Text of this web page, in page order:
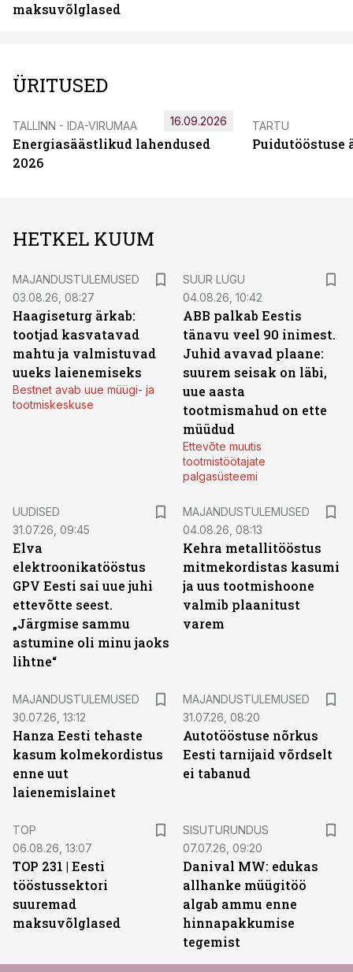
maksuvõlglased
ÜRITUSED
TALLINN - IDA-VIRUMAA
Energiasäästlikud lahendused
2026
16.09.2026 TARTU
Puidutööstuse
HETKEL KUUM
MAJANDUSTULEMUSED
03.08.26, 08:27
Haagiseturg ärkab:
tootjad kasvatavad
mahtu ja valmistuvad
uueks laienemiseks
Bestnet avab uue müügi- ja
tootmiskeskuse
SUUR LUGU
04.08.26, 10:42
ABB palkab Eestis
tänavu veel 90 inimest.
Juhid avavad plaane:
suurem seisak on läbi,
uue aasta
tootmismahud on ette
müüdud
Ettevõte muutis
tootmistöötajate
palgasüsteemi
UUDISED
31.07.26, 09:45
Elva
elektroonikatööstus
GPV Eesti sai uue juhi
ettevõtte seest.
„Järgmise sammu
astumine oli minu jaoks
lihtne“
MAJANDUSTULEMUSED
04.08.26, 08:13
Kehra metallitööstus
mitmekordistas kasumi
ja uus tootmishoone
valmib plaanitust
varem
MAJANDUSTULEMUSED
30.07.26, 13:12
Hanza Eesti tehaste
kasum kolmekordistus
enne uut
laienemislainet
MAJANDUSTULEMUSED
31.07.26, 08:20
Autotööstuse nõrkus
Eesti tarnijaid võrdselt
ei tabanud
TOP
06.08.26, 13:07
TOP 231 | Eesti
tööstussektori
suuremad
maksuvõlglased
SISUTURUNDUS
07.07.26, 09:20
Danival MW: edukas
allhanke müügitöö
algab ammu enne
hinnapakkumise
tegemist